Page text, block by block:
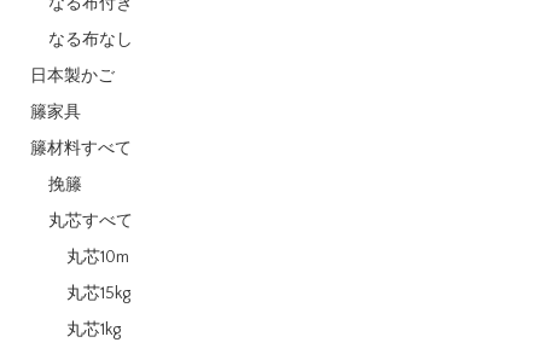
なる布なし
日本製かご
籐家具
籐材料すべて
挽籐
丸芯すべて
丸芯10m
丸芯15kg
丸芯1kg